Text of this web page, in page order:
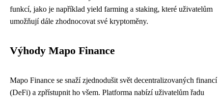
funkcí, jako je například yield farming a staking, které uživatelům
umožňují dále zhodnocovat své kryptoměny.
Výhody Mapo Finance
Mapo Finance se snaží zjednodušit svět decentralizovaných financí
(DeFi) a zpřístupnit ho všem. Platforma nabízí uživatelům řadu